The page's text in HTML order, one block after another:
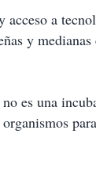
acceso a
y
es una